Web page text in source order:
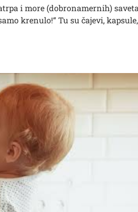
i more (dobronamernih)
krenulo!“ Tu su čajevi,